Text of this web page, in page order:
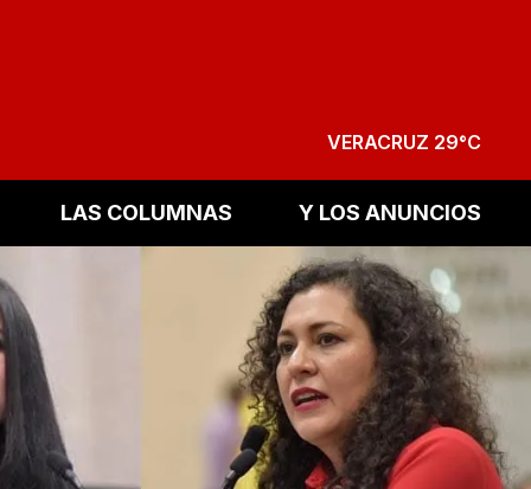
VERACRUZ 29°C
LAS COLUMNAS Y LOS ANUNCIOS